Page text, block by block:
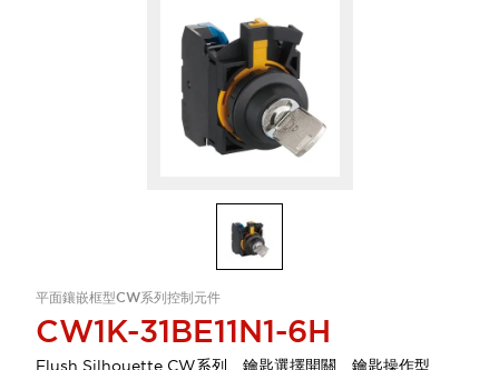
平面鑲嵌框型CW系列控制元件
CW1K-31BE11N1-6H
Flush Silhouette CW系列 鑰匙選擇開關 鑰匙操作型